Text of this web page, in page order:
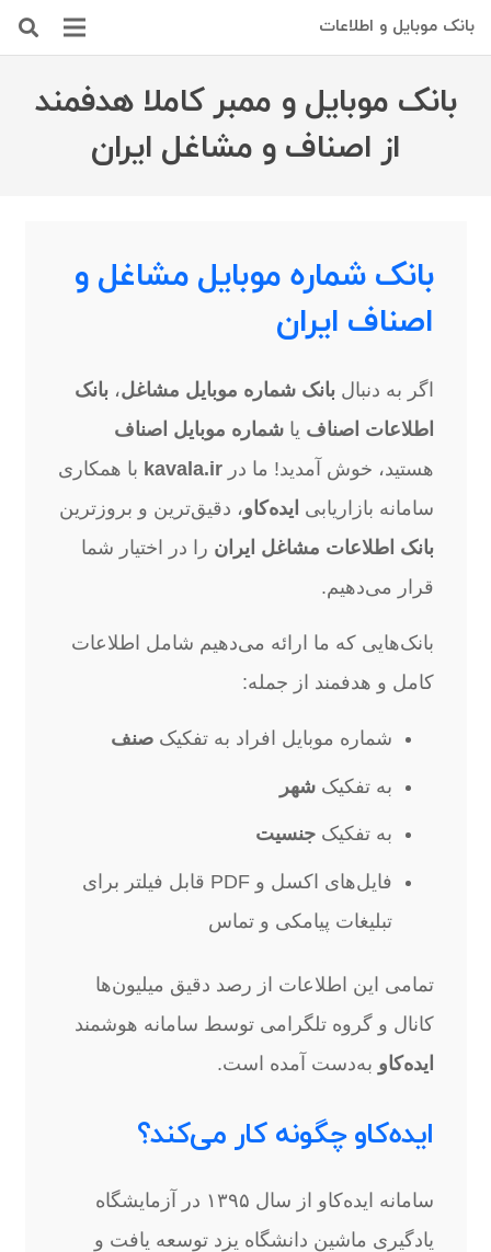
بانک موبایل و اطلاعات
بانک موبایل و ممبر کاملا هدفمند
از اصناف و مشاغل ایران
بانک شماره موبایل مشاغل و
اصناف ایران
اگر به دنبالبانک شماره موبایل مشاغل،بانک
اطلاعات اصناف یاشماره موبایل اصناف
هستید، خوش آمدید! ما درkavala.ir با همکاری
سامانه بازاریابی ایده‌کاو، دقیق‌ترین و بروزترین
بانک اطلاعات مشاغل ایران را در اختیار شما
قرار می‌دهیم.
بانک‌هایی که ما ارائه می‌دهیم شامل اطلاعات
کامل و هدفمند از جمله:
شماره موبایل افراد به تفکیک صنف
به تفکیک شهر
به تفکیک جنسیت
فایل‌های اکسل و PDF قابل فیلتر برای
تبلیغات پیامکی و تماس
تمامی این اطلاعات از رصد دقیق میلیون‌ها
کانال و گروه تلگرامی توسط سامانه هوشمند
ایده‌کاو به‌دست آمده است.
ایده‌کاو چگونه کار می‌کند؟
سامانه ایده‌کاو از سال ۱۳۹۵ در آزمایشگاه
یادگیری ماشین دانشگاه یزد توسعه یافت و